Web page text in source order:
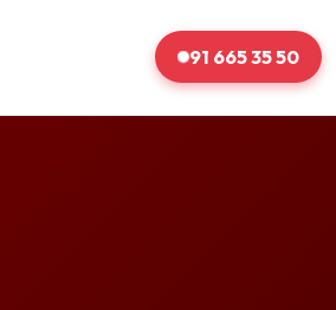
91 665 35 50